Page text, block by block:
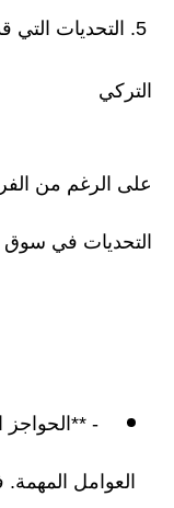
5. التحديات
التركي
على الرغم من
التحديات في سوق
- **الحواجز
العوامل